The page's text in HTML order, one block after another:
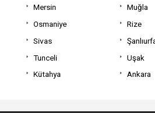
Mersin Muğla
Osmaniye Rize
Sivas
Tunceli Uşak
Kütahya Ankara